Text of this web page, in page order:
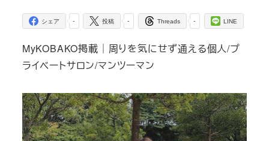
-
シェア -
投稿 -
Threads LINE
MyKOBAKO掲載｜周りを気にせず通える個人/プ
ライベートサロン/マンツーマン